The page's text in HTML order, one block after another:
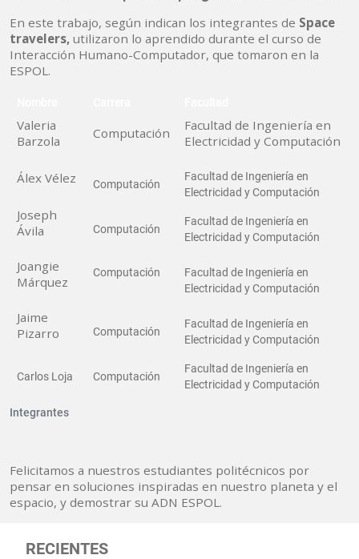
En este trabajo, según indican los integrantes de Space
travelers, utilizaron lo aprendido durante el curso de
Interacción Humano-Computador, que tomaron en la
ESPOL.
Integrantes
Valeria
Barzola
Computación
Facultad de Ingeniería en
Electricidad y Computación
Álex Vélez Computación
Facultad de Ingeniería en
Electricidad y Computación
Joseph
Ávila
Computación
Facultad de Ingeniería en
Electricidad y Computación
Joangie
Márquez
Computación
Facultad de Ingeniería en
Electricidad y Computación
Jaime
Pizarro
Computación
Facultad de Ingeniería en
Electricidad y Computación
Carlos Loja Computación
Facultad de Ingeniería en
Electricidad y Computación
Felicitamos a nuestros estudiantes politécnicos por
pensar en soluciones inspiradas en nuestro planeta y el
espacio, y demostrar su ADN ESPOL.
RECIENTES